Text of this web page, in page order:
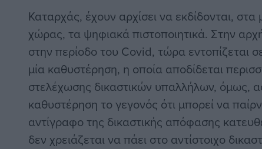
Καταρχάς, έχουν αρχίσει να εκδίδονται, στα
χώρας, τα ψηφιακά πιστοποιητικά. Στην
στην περίοδο του Covid, τώρα εντοπίζεται
μία καθυστέρηση, η οποία αποδίδεται
στελέχωσης δικαστικών υπαλλήλων, όμως,
καθυστέρηση το γεγονός ότι μπορεί να
αντίγραφο της δικαστικής απόφασης
δεν χρειάζεται να πάει στο αντίστοιχο